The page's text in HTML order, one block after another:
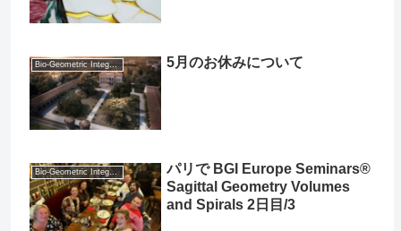
Bio-Geometric Integration® (BGI®) 5月のお休みについて
Bio-Geometric Integration® (BGI®)
パリで BGI Europe Seminars®
Sagittal Geometry Volumes
and Spirals 2日目/3